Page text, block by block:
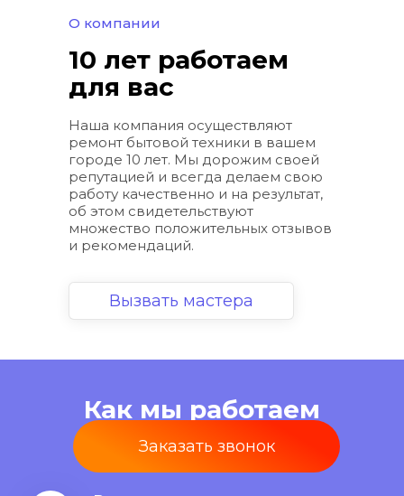
Заказать звонок
О компании
Вызвать мастера
10 лет работаем
для вас
Наша компания осуществляют
ремонт бытовой техники в вашем
городе 10 лет. Мы дорожим своей
репутацией и всегда делаем свою
работу качественно и на результат,
об этом свидетельствуют
множество положительных отзывов
и рекомендаций.
Как мы работаем
Как все будет проходить?